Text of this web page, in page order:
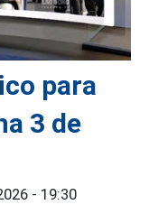
para
3 de
- 19:30